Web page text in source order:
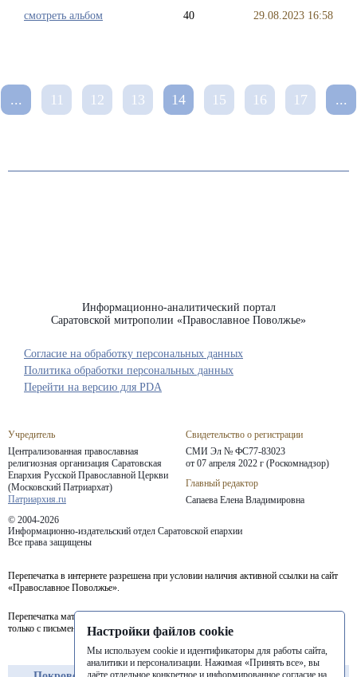
смотреть альбом 40 29.08.2023 16:58
... 11 12 13 14 15 16 17 ...
Информационно-аналитический портал
Саратовской митрополии «Православное Поволжье»
Учредитель
Централизованная православная
религиозная организация Саратовская
Епархия Русской Православной Церкви
(Московский Патриархат)
Патриархия.ru
Свидетельство о регистрации
СМИ Эл № ФС77-83023
от 07 апреля 2022 г (Роскомнадзор)
Главный редактор
Сапаева Елена Владимировна
© 2004-2026
Информационно-издательский отдел Саратовской епархии
Все права защищены
Согласие на обработку персональных данных
Политика обработки персональных данных
Перепечатка в интернете разрешена при условии наличия активной ссылки на сайт
«Православное Поволжье».
Перепечатка материалов портала в печатных изданиях (книгах, прессе) возможна
только с письменного разрешения редакции.
Перейти на версию для PDA
Настройки файлов cookie
Мы используем cookie и идентификаторы для работы сайта,
аналитики и персонализации. Нажимая «Принять все», вы
даёте отдельное конкретное и информированное согласие на